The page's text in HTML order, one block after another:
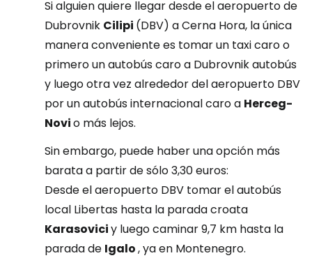
Si alguien quiere llegar desde el aeropuerto de
Dubrovnik Cilipi (DBV) a Cerna Hora, la única
manera conveniente es tomar un taxi caro o
primero un autobús caro a Dubrovnik autobús
y luego otra vez alrededor del aeropuerto DBV
por un autobús internacional caro a Herceg-
Novio más lejos.
Sin embargo, puede haber una opción más
barata a partir de sólo 3,30 euros:
Desde el aeropuerto DBV tomar el autobús
local Libertas hasta la parada croata
Karasoviciy luego caminar 9,7 km hasta la
parada de Igalo, ya en Montenegro.